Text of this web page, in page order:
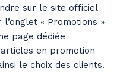
sur le site officiel
« Promotions »
page dédiée
en promotion
le choix des clients.